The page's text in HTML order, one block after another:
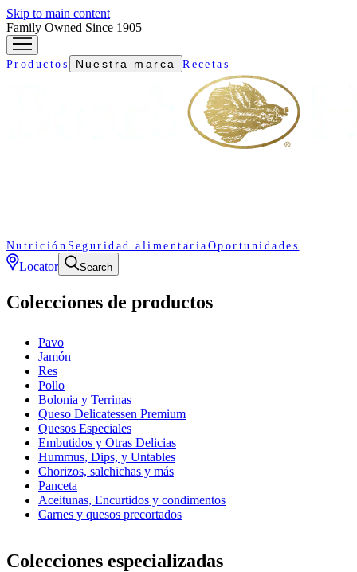
Skip to main content
Family Owned Since 1905
Productos Nuestra marca Recetas
Nutrición Seguridad alimentaria Oportunidades
Locator Search
Colecciones de productos
Pavo
Jamón
Res
Pollo
Bolonia y Terrinas
Queso Delicatessen Premium
Quesos Especiales
Embutidos y Otras Delicias
Hummus, Dips, y Untables
Chorizos, salchichas y más
Panceta
Aceitunas, Encurtidos y condimentos
Carnes y quesos precortados
Colecciones especializadas